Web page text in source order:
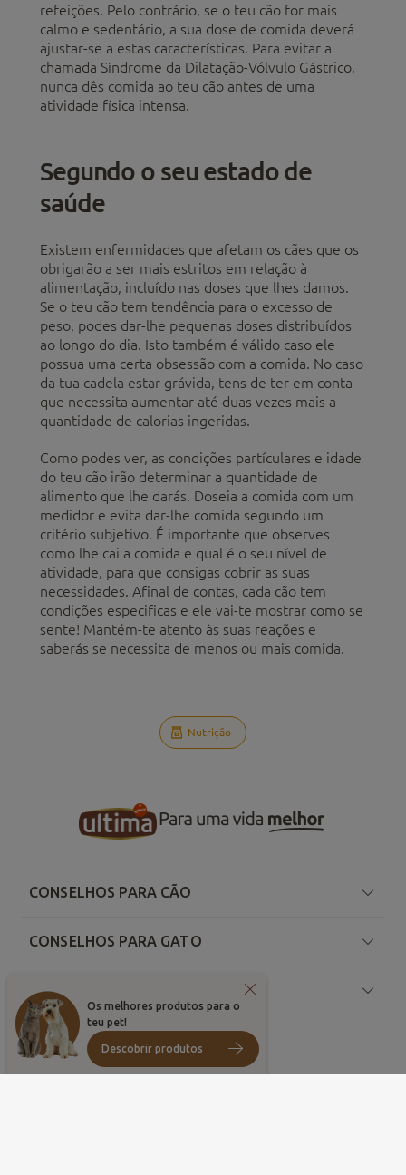
refeições. Pelo contrário, se o teu cão for mais
calmo e sedentário, a sua dose de comida deverá
ajustar-se a estas características. Para evitar a
chamada Síndrome da Dilatação-Vólvulo Gástrico,
nunca dês comida ao teu cão antes de uma
atividade física intensa.
Segundo o seu estado de
saúde
Existem enfermidades que afetam os cães que os
obrigarão a ser mais estritos em relação à
alimentação, incluído nas doses que lhes damos.
Se o teu cão tem tendência para o excesso de
peso, podes dar-lhe pequenas doses distribuídos
ao longo do dia. Isto também é válido caso ele
possua uma certa obsessão com a comida. No caso
da tua cadela estar grávida, tens de ter em conta
que necessita aumentar até duas vezes mais a
quantidade de calorias ingeridas.
Como podes ver, as condições partículares e idade
do teu cão irão determinar a quantidade de
alimento que lhe darás. Doseia a comida com um
medidor e evita dar-lhe comida segundo um
critério subjetivo. É importante que observes
como lhe cai a comida e qual é o seu nível de
atividade, para que consigas cobrir as suas
necessidades. Afinal de contas, cada cão tem
condições especificas e ele vai-te mostrar como se
sente! Mantém-te atento às suas reações e
saberás se necessita de menos ou mais comida.
Nutrição
Os melhores produtos para o
teu pet!
Descobrir produtos
CONSELHOS PARA CÃO
CONSELHOS PARA GATO
SOBRE ULTIMA